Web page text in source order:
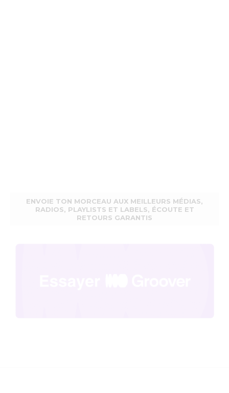
ENVOIE TON MORCEAU AUX MEILLEURS MÉDIAS,
RADIOS, PLAYLISTS ET LABELS, ÉCOUTE ET
RETOURS GARANTIS